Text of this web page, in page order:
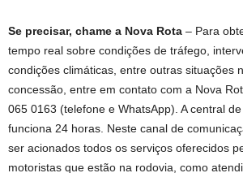
Se precisar, chame a Nova Rota – Para
tempo real sobre condições de tráfego,
condições climáticas, entre outras situações
concessão, entre em contato com a Nova
065 0163 (telefone e WhatsApp). A central
funciona 24 horas. Neste canal de
ser acionados todos os serviços oferecidos
motoristas que estão na rodovia, como